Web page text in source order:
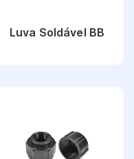
Luva Soldável BB